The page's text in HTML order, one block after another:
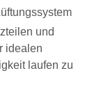
und
idealen
laufen zu